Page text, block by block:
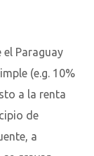
Paraguay
(e.g. 10%
a la renta
de
a